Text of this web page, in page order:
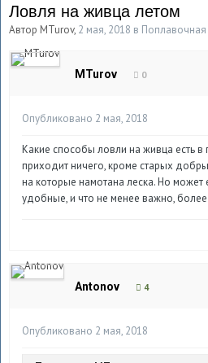
Ловля на живца летом
Автор MTurov, 2 мая, 2018 в
MTurov 0
Опубликовано 2 мая, 2018
Какие способы ловли на живца есть
приходит ничего, кроме старых
на которые намотана леска. Но может
удобные, и что не менее важно,
Antonov 4
Опубликовано 2 мая, 2018